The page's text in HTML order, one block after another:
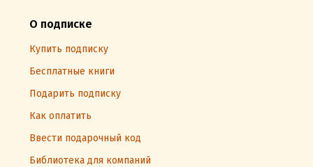
О подписке
Купить подписку
Бесплатные книги
Подарить подписку
Как оплатить
Ввести подарочный код
Библиотека для компаний